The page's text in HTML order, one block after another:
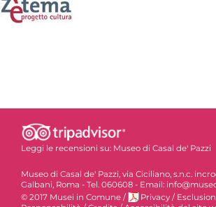
Leggi le recensioni su: Museo di Casal de' Pazzi
Museo di Casal de' Pazzi, via Ciciliano, s.n.c.
Galbani, Roma - Tel. 060608 - Email:
© 2017 Musei in Comune / Privacy /